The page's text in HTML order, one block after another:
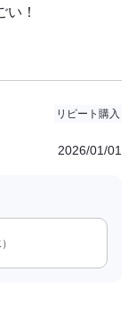
！
リピート購入
2026/01/01